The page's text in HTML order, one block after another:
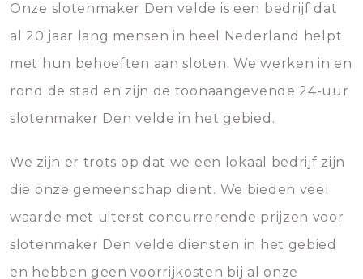
Onze slotenmaker Den velde is een bedrijf dat
al 20 jaar lang mensen in heel Nederland helpt
met hun behoeften aan sloten. We werken in en
rond de stad en zijn de toonaangevende 24-uur
slotenmaker Den velde in het gebied.
We zijn er trots op dat we een lokaal bedrijf zijn
die onze gemeenschap dient. We bieden veel
waarde met uiterst concurrerende prijzen voor
slotenmaker Den velde diensten in het gebied
en hebben geen voorrijkosten bij al onze